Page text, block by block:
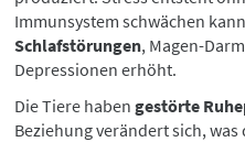
Immunsystem schwächen
Schlafstörungen, Magen-
Depressionen erhöht.
Die Tiere haben gestörte
Beziehung verändert sich,